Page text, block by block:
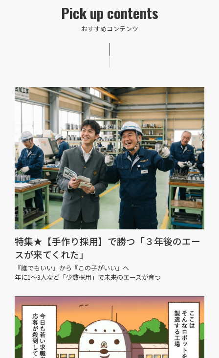
Pick up contents
おすすめコンテンツ
特集★【手作り採用】で勝つ「３年後のエー
スが来てくれた」
『誰でもいい』から『この子がいい』へ
年に1〜3人など「少数採用」で未来のエースが育つ